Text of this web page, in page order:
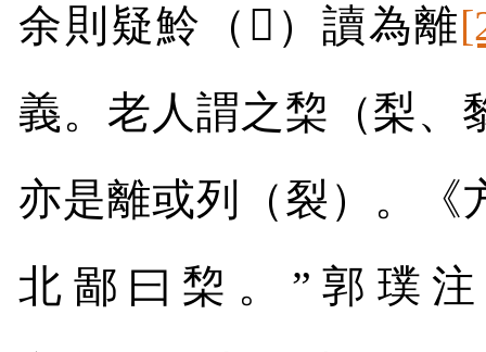
余則疑魿（ 𩸍 ）讀為離
義。老人謂之棃（梨、
亦是離或列（裂）。《
北鄙曰棃。”郭璞